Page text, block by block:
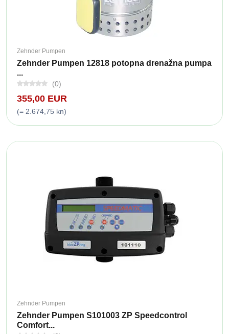
Zehnder Pumpen
Zehnder Pumpen 12818 potopna drenažna pumpa
...
(0)
355,00 EUR
(= 2.674,75 kn)
Zehnder Pumpen
Zehnder Pumpen S101003 ZP Speedcontrol
Comfort...